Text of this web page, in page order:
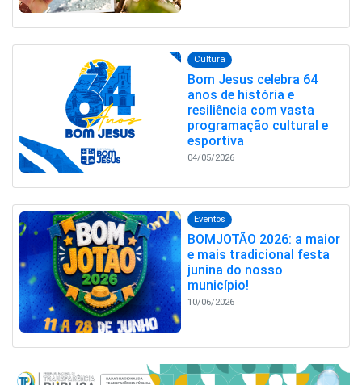
Cultura
Bom Jesus celebra 64
anos de história e
resiliência com vasta
programação cultural e
esportiva
04/05/2026
Eventos
BOMJOTÃO 2026: a maior
e mais tradicional festa
junina do nosso
município!
10/06/2026